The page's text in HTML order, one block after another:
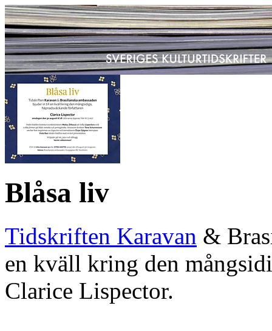
Blåsa liv
Tidskriften Karavan &
en kväll kring den
Clarice Lispector.